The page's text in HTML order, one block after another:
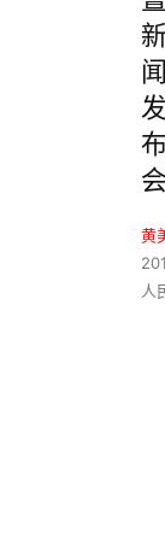
黄
人